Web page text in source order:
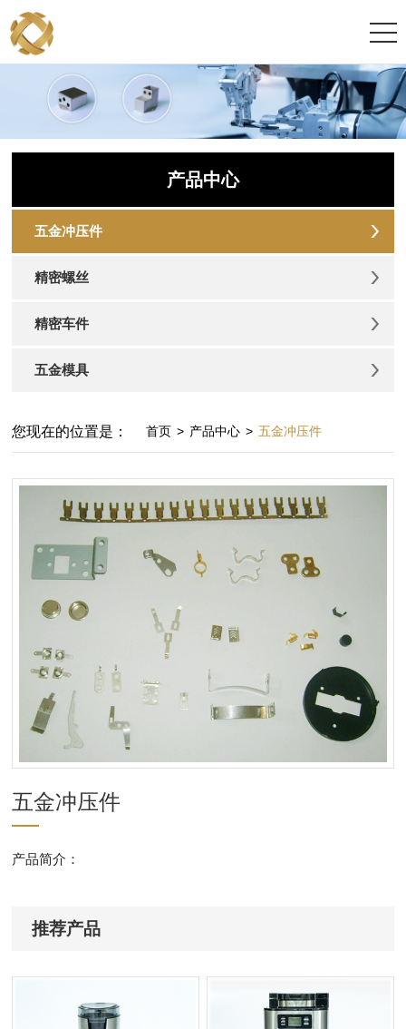
产品中心
五金冲压件
精密螺丝
精密车件
五金模具
您现在的位置是： 首页 > 产品中心 > 五金冲压件
五金冲压件
产品简介：
推荐产品